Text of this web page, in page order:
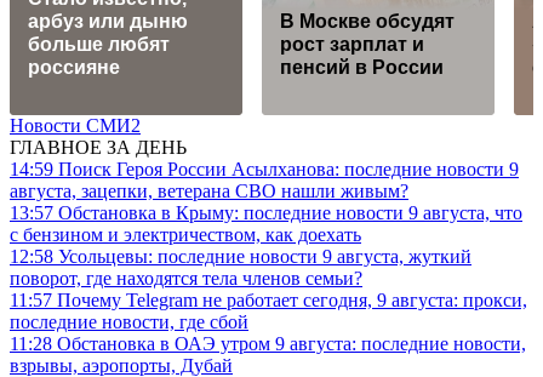
арбуз или дыню
больше любят
россияне
В Москве обсудят
рост зарплат и
пенсий в России
Новости СМИ2
ГЛАВНОЕ ЗА ДЕНЬ
14:59 Поиск Героя России Асылханова: последние новости 9
августа, зацепки, ветерана СВО нашли живым?
13:57 Обстановка в Крыму: последние новости 9 августа, что
с бензином и электричеством, как доехать
12:58 Усольцевы: последние новости 9 августа, жуткий
поворот, где находятся тела членов семьи?
11:57 Почему Telegram не работает сегодня, 9 августа: прокси,
последние новости, где сбой
11:28 Обстановка в ОАЭ утром 9 августа: последние новости,
взрывы, аэропорты, Дубай